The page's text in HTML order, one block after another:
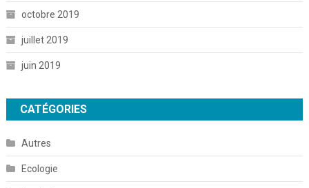
octobre 2019
juillet 2019
juin 2019
CATÉGORIES
Autres
Ecologie